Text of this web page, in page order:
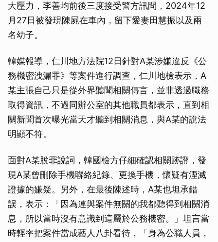
大壓力，李善均前後三度接受警方訊問，2024年12
月27日被發現陳屍在車內，留下愛妻田慧振以及兩
名幼子。
韓媒報導，仁川地方法院12日針對A某涉嫌違反《公
務機密洩漏罪》等案件進行調查，仁川地檢表示，A
某主張自己只是從外界聽聞相關傳言，並非透過職務
取得資訊，不過同辦公室的其他職員都表示，直到相
關新聞首次曝光當天才聽到相關消息，與A某的說法
明顯不符。
面對A某脫罪說詞，韓國檢方仔細確認相關跡證，發
現A某曾刪除手機聯絡紀錄、更換手機，懷疑有湮滅
證據的嫌疑。另外，在最後陳述時，A某也坦承錯
誤，表示：「因為連與案件無關的我都聽得到相關消
息，所以當時沒有意識到這屬於公務機密。」坦言當
時輕率把案件當成藝人八卦看待，「身為公職人員，